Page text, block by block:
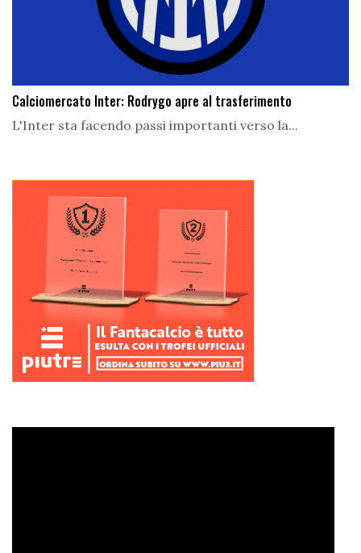
Calciomercato Inter: Rodrygo apre al trasferimento
L'Inter sta facendo passi importanti verso la...